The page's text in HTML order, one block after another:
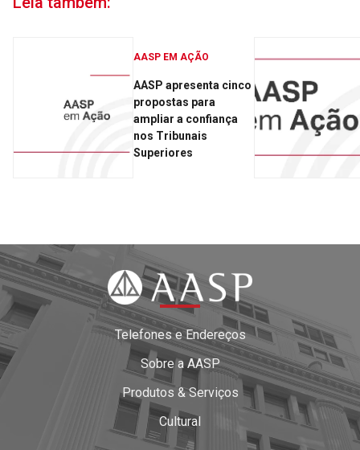
AASP EM AÇÃO
AASP apresenta cinco
propostas para
ampliar a confiança
nos Tribunais
Superiores
Telefones e Endereços
Sobre a AASP
Produtos & Serviços
Cultural